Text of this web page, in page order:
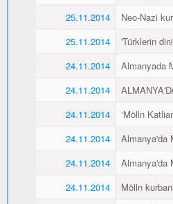
25.11.2014
Neo-Nazi
25.11.2014
'Türklerin
24.11.2014
Almanyada
24.11.2014
24.11.2014
‘Mölln
24.11.2014
Almanya'da
24.11.2014
Almanya'da
24.11.2014
Mölln